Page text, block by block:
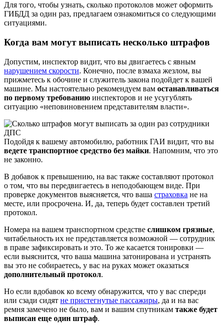
Для того, чтобы узнать, сколько протоколов может оформить
ГИБДД за один раз, предлагаем ознакомиться со следующими
ситуациями.
Когда вам могут выписать несколько штрафов
Допустим, инспектор видит, что вы двигаетесь с явным
нарушением скорости. Конечно, после взмаха жезлом, вы
прижметесь к обочине и служитель закона подойдет к вашей
машине. Мы настоятельно рекомендуем вам останавливаться
по первому требованию инспекторов и не усугублять
ситуацию «неповиновением представителям власти».
Подойдя к вашему автомобилю, работник ГАИ видит, что вы
ведете транспортное средство без майки. Напомним, что это
не законно.
В добавок к превышению, на вас также составляют протокол
о том, что вы передвигаетесь в неподобающем виде. При
проверке документов выясняется, что ваша страховка не на
месте, или просрочена. И, да, теперь будет составлен третий
протокол.
Номера на вашем транспортном средстве слишком грязные,
читабельность их не представляется возможной — сотрудник
в праве зафиксировать и это. То же касается тонировки —
если выяснится, что ваша машина затонирована и устранять
вы это не собираетесь, у вас на руках может оказаться
дополнительный протокол.
Но если вдобавок ко всему обнаружится, что у вас спереди
или сзади сидят не пристегнутые пассажиры, да и на вас
ремня замечено не было, вам и вашим спутникам также будет
выписан еще один штраф.